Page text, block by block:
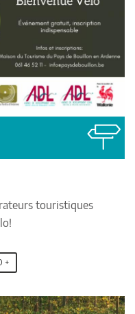
touristiques
+